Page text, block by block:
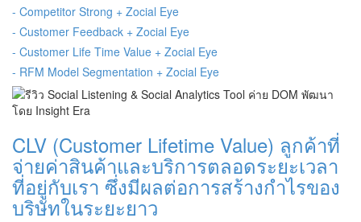
- Competitor Strong + Zocial Eye
- Customer Feedback + Zocial Eye
- Customer Life Time Value + Zocial Eye
- RFM Model Segmentation + Zocial Eye
CLV (Customer Lifetime Value) ลูกค้าที่
จ่ายค่าสินค้าและบริการตลอดระยะเวลา
ที่อยู่กับเรา ซึ่งมีผลต่อการสร้างกำไรของ
บริษัทในระยะยาว